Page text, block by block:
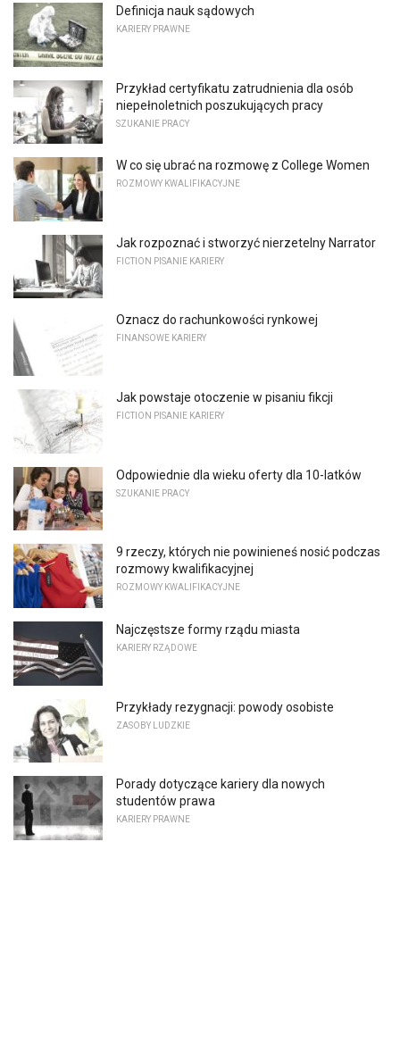
Definicja nauk sądowych
KARIERY PRAWNE
Przykład certyfikatu zatrudnienia dla osób
niepełnoletnich poszukujących pracy
SZUKANIE PRACY
W co się ubrać na rozmowę z College Women
ROZMOWY KWALIFIKACYJNE
Jak rozpoznać i stworzyć nierzetelny Narrator
FICTION PISANIE KARIERY
Oznacz do rachunkowości rynkowej
FINANSOWE KARIERY
Jak powstaje otoczenie w pisaniu fikcji
FICTION PISANIE KARIERY
Odpowiednie dla wieku oferty dla 10-latków
SZUKANIE PRACY
9 rzeczy, których nie powinieneś nosić podczas
rozmowy kwalifikacyjnej
ROZMOWY KWALIFIKACYJNE
Najczęstsze formy rządu miasta
KARIERY RZĄDOWE
Przykłady rezygnacji: powody osobiste
ZASOBY LUDZKIE
Porady dotyczące kariery dla nowych
studentów prawa
KARIERY PRAWNE